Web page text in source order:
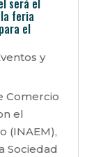
será el
feria
el
y
Comercio
el
(INAEM),
Sociedad